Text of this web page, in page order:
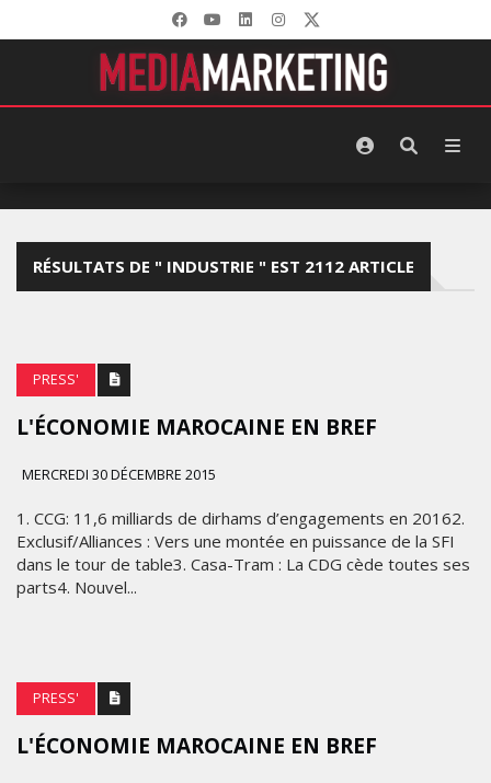
RÉSULTATS DE " INDUSTRIE " EST 2112 ARTICLE
PRESS'
L'ÉCONOMIE MAROCAINE EN BREF
MERCREDI 30 DÉCEMBRE 2015
1. CCG: 11,6 milliards de dirhams d’engagements en 20162.
Exclusif/Alliances : Vers une montée en puissance de la SFI
dans le tour de table3. Casa-Tram : La CDG cède toutes ses
parts4. Nouvel...
PRESS'
L'ÉCONOMIE MAROCAINE EN BREF